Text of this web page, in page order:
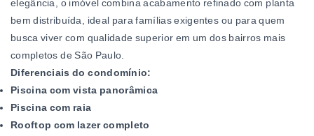
elegância, o imóvel combina acabamento refinado com planta
bem distribuída, ideal para famílias exigentes ou para quem
busca viver com qualidade superior em um dos bairros mais
completos de São Paulo.
Diferenciais do condomínio:
Piscina com vista panorâmica
Piscina com raia
Rooftop com lazer completo